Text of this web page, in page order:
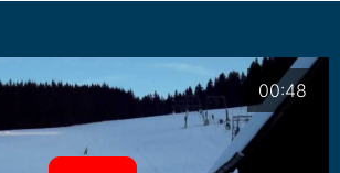
00:48